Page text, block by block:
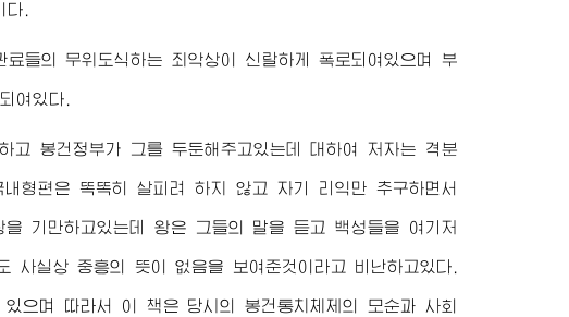
.
들의 무위도식하는 죄악상이 신랄하게 폭로되여있으며 부
여있다.
고 봉건정부가 그를 두둔해주고있는데 대하여 저자는 격분
형편은 똑똑히 살피려 하지 않고 자기 리익만 추구하면서
기만하고있는데 왕은 그들의 말을 듣고 백성들을 여기저
실상 중흥의 뜻이 없음을 보여준것이라고 비난하고있다.
으며 따라서 이 책은 당시의 봉건통치체제의 모순과 사회